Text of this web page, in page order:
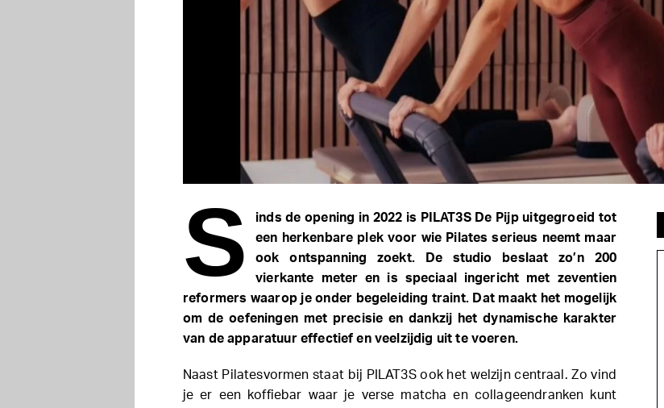
S
inds de opening in 2022 is PILAT3S De Pijp uitgegroeid tot
een herkenbare plek voor wie Pilates serieus neemt maar
ook ontspanning zoekt. De studio beslaat zo’n 200
vierkante meter en is speciaal ingericht met zeventien
reformers waarop je onder begeleiding traint. Dat maakt het mogelijk
om de oefeningen met precisie en dankzij het dynamische karakter
van de apparatuur effectief en veelzijdig uit te voeren.
Naast Pilatesvormen staat bij PILAT3S ook het welzijn centraal. Zo vind
je er een koffiebar waar je verse matcha en collageendranken kunt